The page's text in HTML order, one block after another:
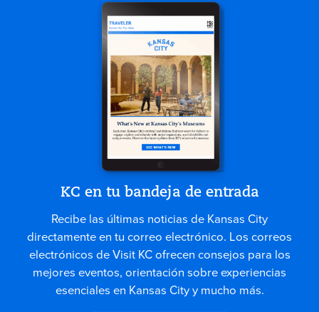
KC en tu bandeja de entrada
Recibe las últimas noticias de Kansas City
directamente en tu correo electrónico. Los correos
electrónicos de Visit KC ofrecen consejos para los
mejores eventos, orientación sobre experiencias
esenciales en Kansas City y mucho más.